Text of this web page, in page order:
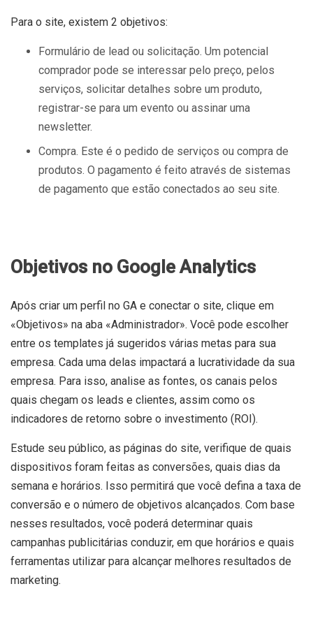
Para o site, existem 2 objetivos:
Formulário de lead ou solicitação. Um potencial
comprador pode se interessar pelo preço, pelos
serviços, solicitar detalhes sobre um produto,
registrar-se para um evento ou assinar uma
newsletter.
Compra. Este é o pedido de serviços ou compra de
produtos. O pagamento é feito através de sistemas
de pagamento que estão conectados ao seu site.
Objetivos no Google Analytics
Após criar um perfil no GA e conectar o site, clique em
«Objetivos» na aba «Administrador». Você pode escolher
entre os templates já sugeridos várias metas para sua
empresa. Cada uma delas impactará a lucratividade da sua
empresa. Para isso, analise as fontes, os canais pelos
quais chegam os leads e clientes, assim como os
indicadores de retorno sobre o investimento (ROI).
Estude seu público, as páginas do site, verifique de quais
dispositivos foram feitas as conversões, quais dias da
semana e horários. Isso permitirá que você defina a taxa de
conversão e o número de objetivos alcançados. Com base
nesses resultados, você poderá determinar quais
campanhas publicitárias conduzir, em que horários e quais
ferramentas utilizar para alcançar melhores resultados de
marketing.